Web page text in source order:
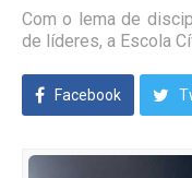
Com o lema de
de líderes, a Escola
Facebook